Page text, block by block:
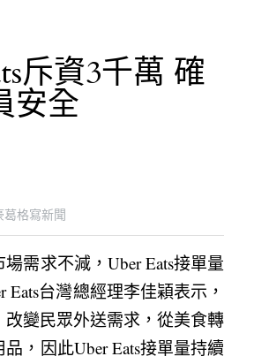
斥資3千萬 確
安全
葛格寫新聞
需求不減，Uber Eats接單量
Eats台灣總經理李佳穎表示，
變民眾外送需求，從美食轉
，因此Uber Eats接單量持續